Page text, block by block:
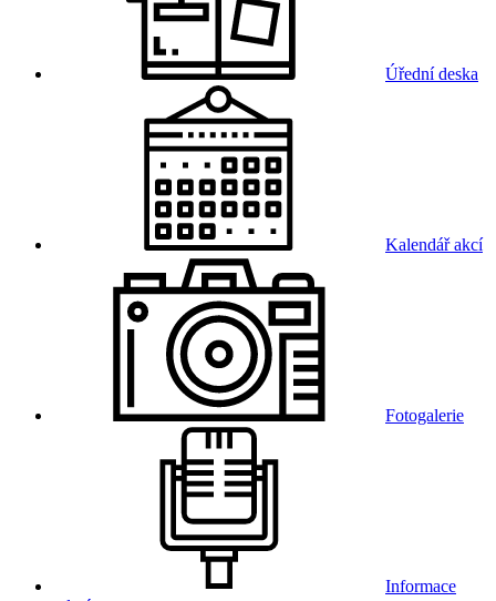
Úřední deska
Kalendář akcí
Fotogalerie
Informace